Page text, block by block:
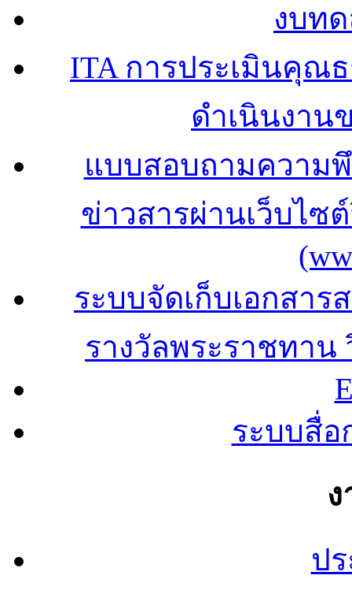
งบท
ITA การประเมินคุณ
ดำเนินงาน
แบบสอบถามความ
ข่าวสารผ่านเว็บไซ
ระบบจัดเก็บเอกสา
รางวัลพระราชทา
ระบบสื่อ
ป